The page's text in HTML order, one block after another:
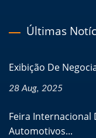
Últimas
Exibição De
28 Aug, 2025
Feira Internacional
Automotivos...